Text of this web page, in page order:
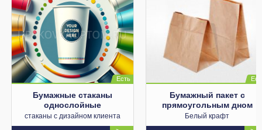
Бумажные стаканы
однослойные
стаканы с дизайном клиента
Бумажный пакет с
прямоугольным дном
Белый крафт